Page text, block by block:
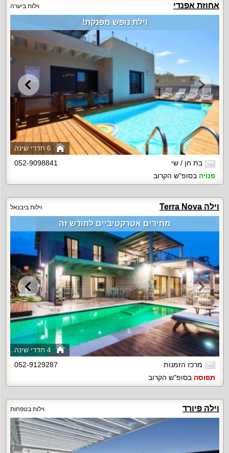
אחוזת אפנדי וילות ביערה
6 חדרי שינה
וילת נופש מפנקת!
בת חן / שי
052-9098841
פנויה בסופ"ש הקרוב
וילה Terra Nova וילות ביבנאל
4 חדרי שינה
מחירים אטרקטיביים לחודש זה
מרכז הזמנות
052-9129287
תפוסה בסופ"ש הקרוב
וילה פיורד וילות בטפחות